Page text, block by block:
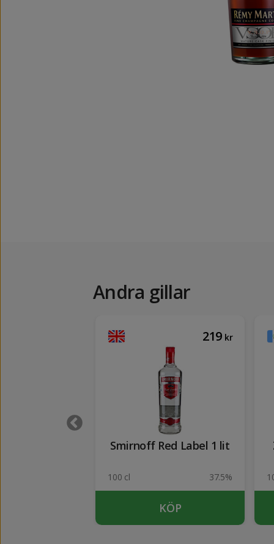
Andra gillar
219 kr
Smirnoff Red Label 1 lit
100 cl 37.5%
KÖP